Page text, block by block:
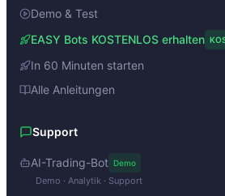
Demo & Test
EASY Bots KOSTENLOS erhalten
In 60 Minuten starten
Alle Anleitungen
Support
AI-Trading-Bot Demo
Demo · Analytik · Support